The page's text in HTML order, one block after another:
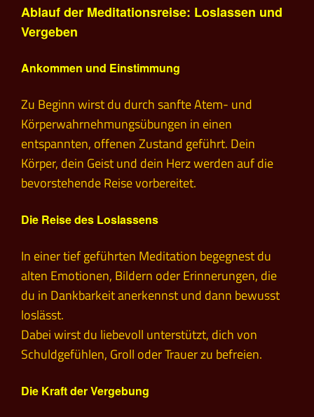
Ablauf der Meditationsreise: Loslassen und
Vergeben
Ankommen und Einstimmung
Zu Beginn wirst du durch sanfte Atem- und
Körperwahrnehmungsübungen in einen
entspannten, offenen Zustand geführt. Dein
Körper, dein Geist und dein Herz werden auf die
bevorstehende Reise vorbereitet.
Die Reise des Loslassens
In einer tief geführten Meditation begegnest du
alten Emotionen, Bildern oder Erinnerungen, die
du in Dankbarkeit anerkennst und dann bewusst
loslässt.
Dabei wirst du liebevoll unterstützt, dich von
Schuldgefühlen, Groll oder Trauer zu befreien.
Die Kraft der Vergebung